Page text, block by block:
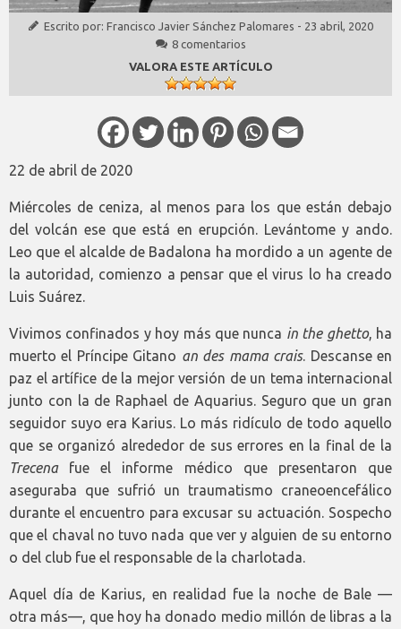
Escrito por: Francisco Javier Sánchez Palomares - 23 abril, 2020
8 comentarios
VALORA ESTE ARTÍCULO
22 de abril de 2020
Miércoles de ceniza, al menos para los que están debajo
del volcán ese que está en erupción. Levántome y ando.
Leo que el alcalde de Badalona ha mordido a un agente de
la autoridad, comienzo a pensar que el virus lo ha creado
Luis Suárez.
Vivimos confinados y hoy más que nunca in the ghetto, ha
muerto el Príncipe Gitano an des mama crais. Descanse en
paz el artífice de la mejor versión de un tema internacional
junto con la de Raphael de Aquarius. Seguro que un gran
seguidor suyo era Karius. Lo más ridículo de todo aquello
que se organizó alrededor de sus errores en la final de la
Trecena fue el informe médico que presentaron que
aseguraba que sufrió un traumatismo craneoencefálico
durante el encuentro para excusar su actuación. Sospecho
que el chaval no tuvo nada que ver y alguien de su entorno
o del club fue el responsable de la charlotada.
Aquel día de Karius, en realidad fue la noche de Bale —
otra más—, que hoy ha donado medio millón de libras a la